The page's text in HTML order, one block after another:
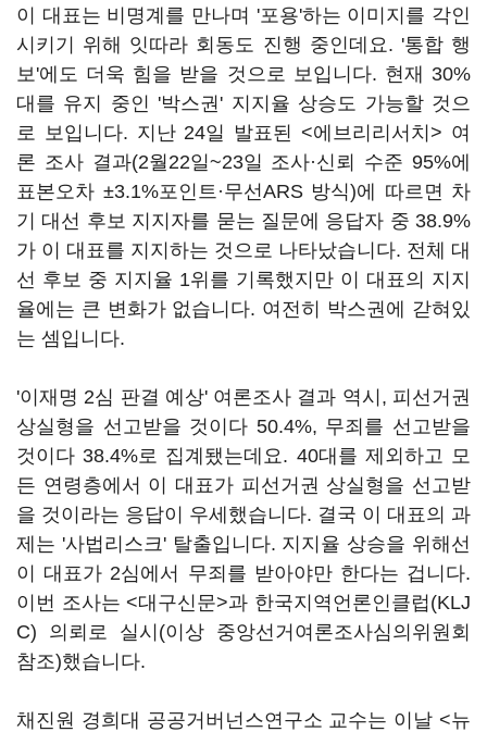
이 대표는 비명계를 만나며 '포용'하는 이미지를 각인
시키기 위해 잇따라 회동도 진행 중인데요. '통합 행
보'에도 더욱 힘을 받을 것으로 보입니다. 현재 30%
대를 유지 중인 '박스권' 지지율 상승도 가능할 것으
로 보입니다. 지난 24일 발표된 <에브리리서치> 여
론 조사 결과(2월22일~23일 조사·신뢰 수준 95%에
표본오차 ±3.1%포인트·무선ARS 방식)에 따르면 차
기 대선 후보 지지자를 묻는 질문에 응답자 중 38.9%
가 이 대표를 지지하는 것으로 나타났습니다. 전체 대
선 후보 중 지지율 1위를 기록했지만 이 대표의 지지
율에는 큰 변화가 없습니다. 여전히 박스권에 갇혀있
는 셈입니다.
'이재명 2심 판결 예상' 여론조사 결과 역시, 피선거권
상실형을 선고받을 것이다 50.4%, 무죄를 선고받을
것이다 38.4%로 집계됐는데요. 40대를 제외하고 모
든 연령층에서 이 대표가 피선거권 상실형을 선고받
을 것이라는 응답이 우세했습니다. 결국 이 대표의 과
제는 '사법리스크' 탈출입니다. 지지율 상승을 위해선
이 대표가 2심에서 무죄를 받아야만 한다는 겁니다.
이번 조사는 <대구신문>과 한국지역언론인클럽(KLJ
C) 의뢰로 실시(이상 중앙선거여론조사심의위원회
참조)했습니다.
채진원 경희대 공공거버넌스연구소 교수는 이날 <뉴